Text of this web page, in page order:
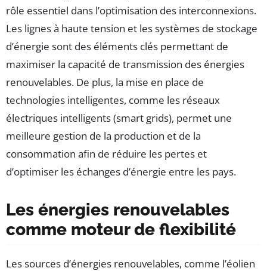
rôle essentiel dans l’optimisation des interconnexions.
Les lignes à haute tension et les systèmes de stockage
d’énergie sont des éléments clés permettant de
maximiser la capacité de transmission des énergies
renouvelables. De plus, la mise en place de
technologies intelligentes, comme les réseaux
électriques intelligents (smart grids), permet une
meilleure gestion de la production et de la
consommation afin de réduire les pertes et
d’optimiser les échanges d’énergie entre les pays.
Les énergies renouvelables
comme moteur de flexibilité
Les sources d’énergies renouvelables, comme l’éolien